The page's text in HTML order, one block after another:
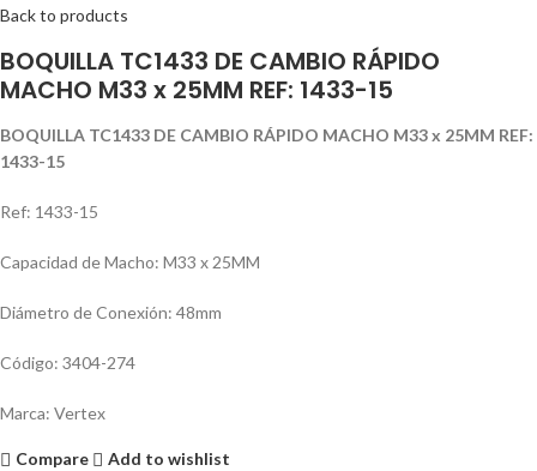
Back to products
BOQUILLA TC1433 DE CAMBIO RÁPIDO
MACHO M33 x 25MM REF: 1433-15
BOQUILLA TC1433 DE CAMBIO RÁPIDO MACHO M33 x 25MM REF:
1433-15
Ref: 1433-15
Capacidad de Macho: M33 x 25MM
Diámetro de Conexión: 48mm
Código: 3404-274
Marca: Vertex
Compare Add to wishlist